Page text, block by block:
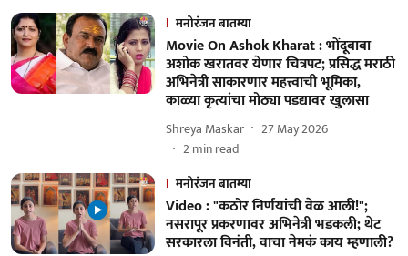
मनोरंजन बातम्या
Movie On Ashok Kharat : भोंदूबाबा
अशोक खरातवर येणार चित्रपट; प्रसिद्ध मराठी
अभिनेत्री साकारणार महत्त्वाची भूमिका,
काळ्या कृत्यांचा मोठ्या पडद्यावर खुलासा
Shreya Maskar
27 May 2026
2min read
मनोरंजन बातम्या
Video : "कठोर निर्णयांची वेळ आली!";
नसरापूर प्रकरणावर अभिनेत्री भडकली; थेट
सरकारला विनंती, वाचा नेमकं काय म्हणाली?